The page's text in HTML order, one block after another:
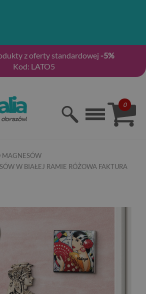
z oferty standardowej -5%
Kod: LATO5
0
MAGNESÓW
W BIAŁEJ RAMIE RÓŻOWA FAKTURA